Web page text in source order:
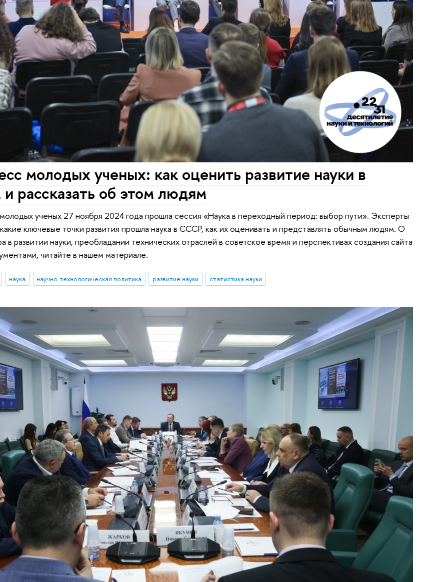
молодых ученых: как оценить развитие науки в
рассказать об этом людям
ученых 27 ноября 2024 года прошла сессия «Наука в переходный период: выбор пути». Эксперты
ключевые точки развития прошла наука в СССР, как их оценивать и представлять обычным людям. О
в развитии науки, преобладании технических отраслей в советское время и перспективах создания сайта
читайте в нашем материале.
наука научно-технологическая политика развитие науки статистика науки